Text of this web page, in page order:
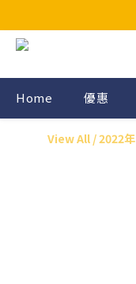
Home 優惠
View All /2022年